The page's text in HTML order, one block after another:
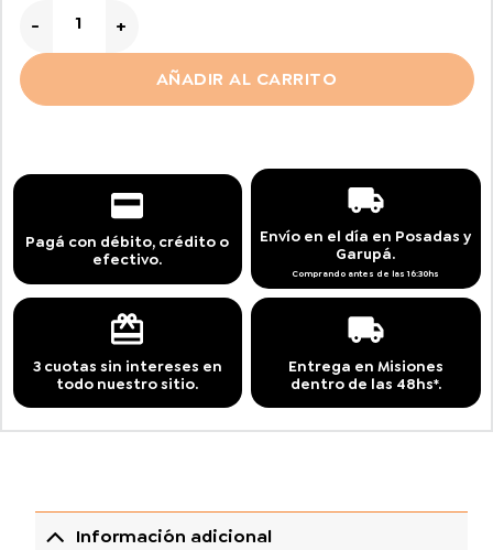
AÑADIR AL CARRITO
Pagá con débito, crédito o
efectivo.
Envío en el día en Posadas y
Garupá.
Comprando antes de las 16:30hs
3 cuotas sin intereses en
todo nuestro sitio.
Entrega en Misiones
dentro de las 48hs*.
Información adicional